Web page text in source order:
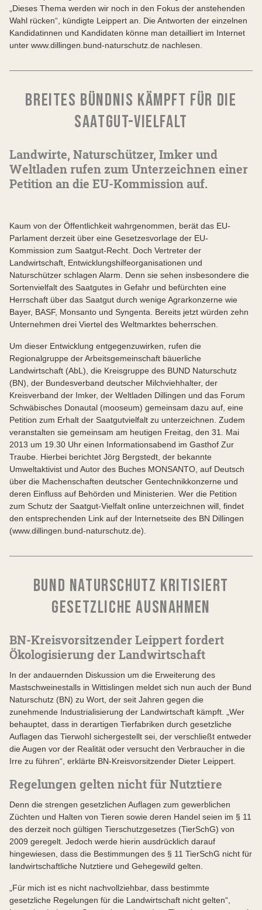
„Dieses Thema werden wir noch in den Fokus der anstehenden
Wahl rücken“, kündigte Leippert an. Die Antworten der einzelnen
Kandidatinnen und Kandidaten könne man detailliert im Internet
unter www.dillingen.bund-naturschutz.de nachlesen.
BREITES BÜNDNIS KÄMPFT FÜR DIE
SAATGUT-VIELFALT
Landwirte, Naturschützer, Imker und
Weltladen rufen zum Unterzeichnen einer
Petition an die EU-Kommission auf.
Kaum von der Öffentlichkeit wahrgenommen, berät das EU-
Parlament derzeit über eine Gesetzesvorlage der EU-
Kommission zum Saatgut-Recht. Doch Vertreter der
Landwirtschaft, Entwicklungshilfeorganisationen und
Naturschützer schlagen Alarm. Denn sie sehen insbesondere die
Sortenvielfalt des Saatgutes in Gefahr und befürchten eine
Herrschaft über das Saatgut durch wenige Agrarkonzerne wie
Bayer, BASF, Monsanto und Syngenta. Bereits jetzt würden zehn
Unternehmen drei Viertel des Weltmarktes beherrschen.
Um dieser Entwicklung entgegenzuwirken, rufen die
Regionalgruppe der Arbeitsgemeinschaft bäuerliche
Landwirtschaft (AbL), die Kreisgruppe des BUND Naturschutz
(BN), der Bundesverband deutscher Milchviehhalter, der
Kreisverband der Imker, der Weltladen Dillingen und das Forum
Schwäbisches Donautal (mooseum) gemeinsam dazu auf, eine
Petition zum Erhalt der Saatgutvielfalt zu unterzeichnen. Zudem
veranstalten sie gemeinsam am heutigen Freitag, den 31. Mai
2013 um 19.30 Uhr einen Informationsabend im Gasthof Zur
Traube. Hierbei berichtet Jörg Bergstedt, der bekannte
Umweltaktivist und Autor des Buches MONSANTO, auf Deutsch
über die Machenschaften deutscher Gentechnikkonzerne und
deren Einfluss auf Behörden und Ministerien. Wer die Petition
zum Schutz der Saatgut-Vielfalt online unterzeichnen will, findet
den entsprechenden Link auf der Internetseite des BN Dillingen
(www.dillingen.bund-naturschutz.de).
BUND NATURSCHUTZ KRITISIERT
GESETZLICHE AUSNAHMEN
BN-Kreisvorsitzender Leippert fordert
Ökologisierung der Landwirtschaft
In der andauernden Diskussion um die Erweiterung des
Mastschweinestalls in Wittislingen meldet sich nun auch der Bund
Naturschutz (BN) zu Wort, der seit Jahren gegen die
zunehmende Industrialisierung der Landwirtschaft kämpft. „Wer
behauptet, dass in derartigen Tierfabriken durch gesetzliche
Auflagen das Tierwohl sichergestellt sei, der verschließt entweder
die Augen vor der Realität oder versucht den Verbraucher in die
Irre zu führen“, erklärte BN-Kreisvorsitzender Dieter Leippert.
Regelungen gelten nicht für Nutztiere
Denn die strengen gesetzlichen Auflagen zum gewerblichen
Züchten und Halten von Tieren sowie deren Handel seien im § 11
des derzeit noch gültigen Tierschutzgesetzes (TierSchG) von
2009 geregelt. Jedoch werde hierin ausdrücklich darauf
hingewiesen, dass die Bestimmungen des § 11 TierSchG nicht für
landwirtschaftliche Nutztiere und Gehegewild gelten.
„Für mich ist es nicht nachvollziehbar, dass bestimmte
gesetzliche Regelungen für die Landwirtschaft nicht gelten“,